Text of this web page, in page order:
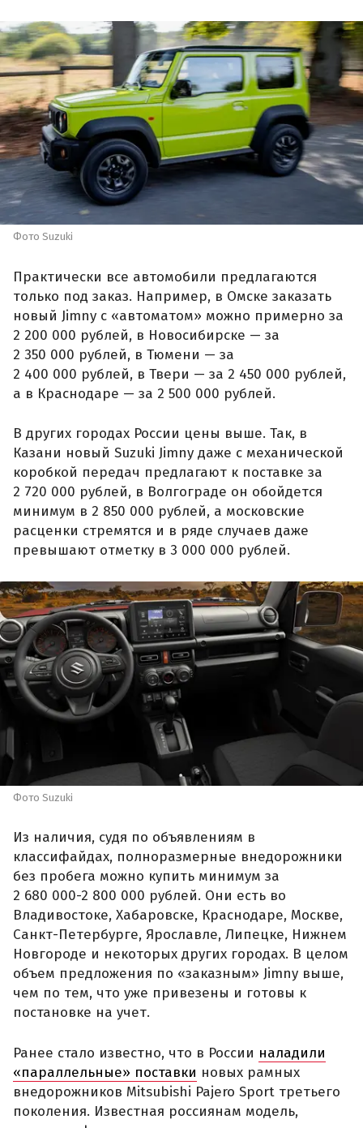
Фото Suzuki
Практически все автомобили предлагаются
только под заказ. Например, в Омске заказать
новый Jimny с «автоматом» можно примерно за
2 200 000 рублей, в Новосибирске — за
2 350 000 рублей, в Тюмени — за
2 400 000 рублей, в Твери — за 2 450 000 рублей,
а в Краснодаре — за 2 500 000 рублей.
В других городах России цены выше. Так, в
Казани новый Suzuki Jimny даже с механической
коробкой передач предлагают к поставке за
2 720 000 рублей, в Волгограде он обойдется
минимум в 2 850 000 рублей, а московские
расценки стремятся и в ряде случаев даже
превышают отметку в 3 000 000 рублей.
Фото Suzuki
Из наличия, судя по объявлениям в
классифайдах, полноразмерные внедорожники
без пробега можно купить минимум за
2 680 000-2 800 000 рублей. Они есть во
Владивостоке, Хабаровске, Краснодаре, Москве,
Санкт-Петербурге, Ярославле, Липецке, Нижнем
Новгороде и некоторых других городах. В целом
объем предложения по «заказным» Jimny выше,
чем по тем, что уже привезены и готовы к
постановке на учет.
Ранее стало известно, что в России наладили
«параллельные» поставки новых рамных
внедорожников Mitsubishi Pajero Sport третьего
поколения. Известная россиянам модель,